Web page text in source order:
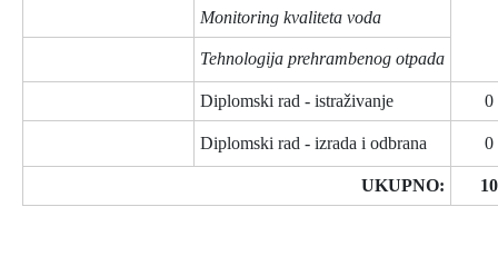
Monitoring kvaliteta voda
Tehnologija prehrambenog otpada
Diplomski rad - istraživanje 0
Diplomski rad - izrada i odbrana 0
UKUPNO: 10